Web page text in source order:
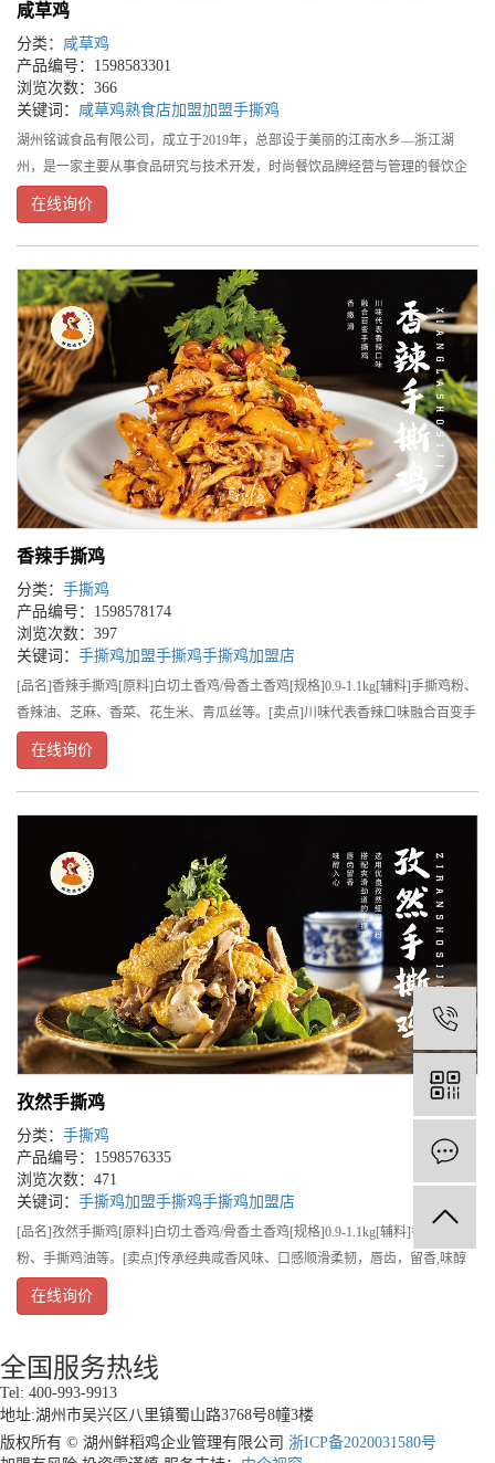
咸草鸡
分类： 咸草鸡
产品编号：1598583301
浏览次数：366
关键词： 咸草鸡熟食店加盟加盟手撕鸡
湖州铭诚食品有限公司，成立于2019年，总部设于美丽的江南水乡—浙江湖
州，是一家主要从事食品研究与技术开发，时尚餐饮品牌经营与管理的餐饮企
业。旗下品牌鲜稻鸡，是集营养健康、时尚温馨、方便快捷为一体的知名餐饮
连锁品牌，湖州三县两区有40家门店
在线询价
香辣手撕鸡
分类： 手撕鸡
产品编号：1598578174
浏览次数：397
关键词： 手撕鸡加盟手撕鸡手撕鸡加盟店
[品名]香辣手撕鸡[原料]白切土香鸡/骨香土香鸡[规格]0.9-1.1kg[辅料]手撕鸡粉、
香辣油、芝麻、香菜、花生米、青瓜丝等。[卖点]川味代表香辣口味融合百变手
撕鸡,香、嫩、滑。[流程]第一步:将原料土二公从冰箱拿出，自然解冻，鲜品
在线询价
孜然手撕鸡
分类： 手撕鸡
产品编号：1598576335
浏览次数：471
关键词： 手撕鸡加盟手撕鸡手撕鸡加盟店
[品名]孜然手撕鸡[原料]白切土香鸡/骨香土香鸡[规格]0.9-1.1kg[辅料]香辣孜然
粉、手撕鸡油等。[卖点]传承经典咸香风味、口感顺滑柔韧，唇齿，留香,味醇
入心。[流程]一:将原料土二公从冰箱拿出，自然解冻，鲜品不需要解冻，冻品
需提
在线询价
全国服务热线
Tel: 400-993-9913
地址:湖州市吴兴区八里镇蜀山路3768号8幢3楼
版权所有 © 湖州鲜稻鸡企业管理有限公司 浙ICP备2020031580号